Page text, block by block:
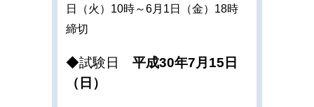
日（火）10時～6月1日（金）18時
締切
◆試験日平成30年7月15日
（日）